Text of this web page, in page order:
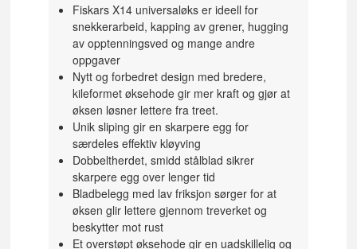
Fiskars X14 universaløks er ideell for
snekkerarbeid, kapping av grener, hugging
av opptenningsved og mange andre
oppgaver
Nytt og forbedret design med bredere,
kileformet øksehode gir mer kraft og gjør at
øksen løsner lettere fra treet.
Unik sliping gir en skarpere egg for
særdeles effektiv kløyving
Dobbeltherdet, smidd stålblad sikrer
skarpere egg over lenger tid
Bladbelegg med lav friksjon sørger for at
øksen glir lettere gjennom treverket og
beskytter mot rust
Et overstøpt øksehode gir en uadskillelig og